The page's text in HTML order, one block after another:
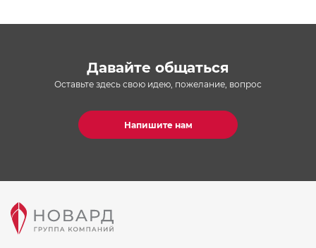
Давайте общаться
Оставьте здесь свою идею, пожелание, вопрос
Напишите нам